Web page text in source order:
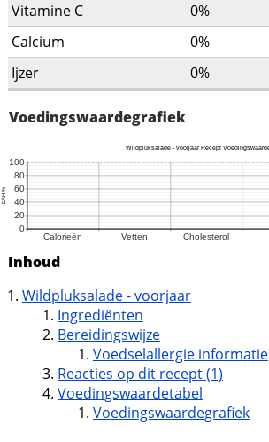
Vitamine C
0%
Calcium
0%
Ijzer
0%
Voedingswaardegrafiek
Inhoud
Wildpluksalade - voorjaar
Ingrediënten
Bereidingswijze
Voedselallergie informatie
Reacties op dit recept (1)
Voedingswaardetabel
Voedingswaardegrafiek